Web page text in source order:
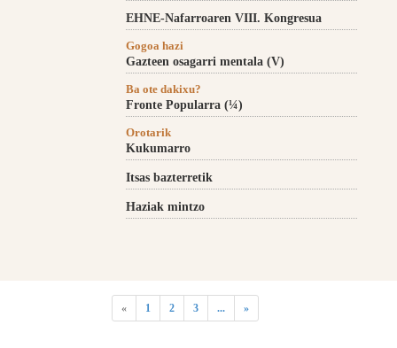
EHNE-Nafarroaren VIII. Kongresua
Gogoa hazi
Gazteen osagarri mentala (V)
Ba ote dakixu?
Fronte Popularra (¼)
Orotarik
Kukumarro
Itsas bazterretik
Haziak mintzo
« 1 2 3 ... »